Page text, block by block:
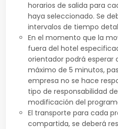
horarios de salida para
haya seleccionado. Se
intervalos de tiempo
En el momento que la
fuera del hotel
orientador podrá esperar
máximo de 5 minutos,
empresa no se hace
tipo de responsabilidad
modificación del
El transporte para cada
compartida, se deberá